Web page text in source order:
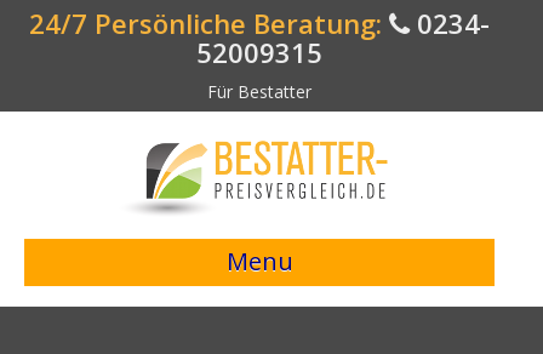
24/7 Persönliche Beratung:
0234-
52009315
Für Bestatter
Menu
> Preisvergleich starten <